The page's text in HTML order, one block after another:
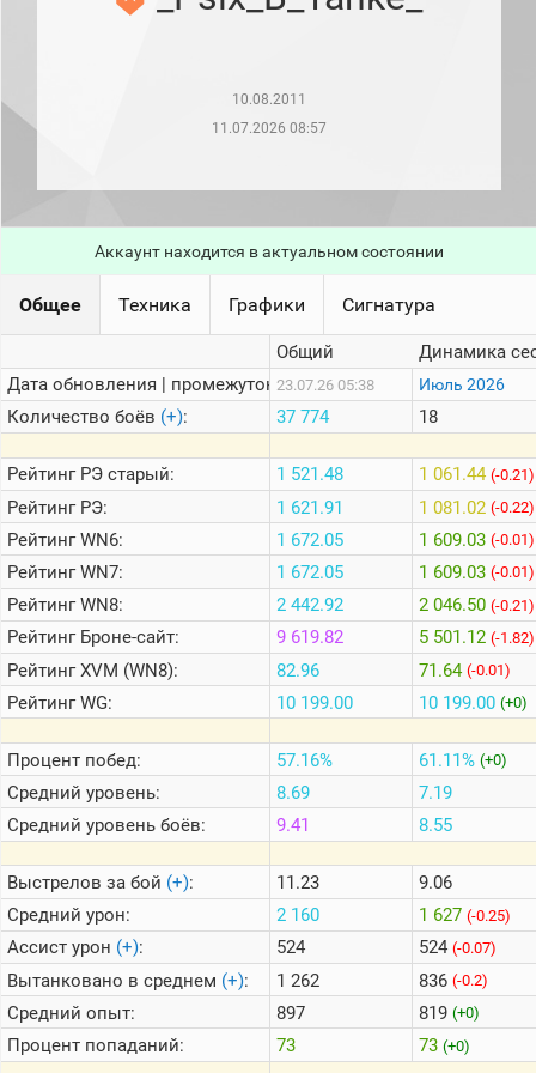
месяц)
сессии)
Кланы
Статистика
Информация
Онлайн
Цветовая
шкала
Теlegram
ВК
Портал
Мира
Танков
10.08.2011
11.07.2026 08:57
Аккаунт находится в актуальном состоянии
Общее Техника Графики Сигнатура
Дата обновления | промежуток:
Количество боёв (+):
РейтингРЭ старый:
РейтингРЭ:
РейтингWN6:
РейтингWN7:
РейтингWN8:
РейтингБроне-сайт:
РейтингXVM (WN8):
РейтингWG:
Процент побед:
Средний уровень:
Средний уровень боёв:
Выстрелов за бой (+):
Средний урон:
Ассист урон (+):
Вытанковано в среднем (+):
Средний опыт:
Процент попаданий:
Общий
23.07.26 05:38
37 774
1 521.48
1 621.91
1 672.05
1 672.05
2 442.92
9 619.82
82.96
10 199.00
57.16%
8.69
9.41
11.23
2 160
524
1 262
897
73
Динамика
Июль 2026
18
1 061.44 (-0.21)
1 081.02 (-0.22)
1 609.03 (-0.01)
1 609.03 (-0.01)
2 046.50 (-0.21)
5 501.12 (-1.82)
71.64 (-0.01)
10 199.00 (+0)
61.11% (+0)
7.19
8.55
9.06
1 627 (-0.25)
524 (-0.07)
836 (-0.2)
819 (+0)
73 (+0)